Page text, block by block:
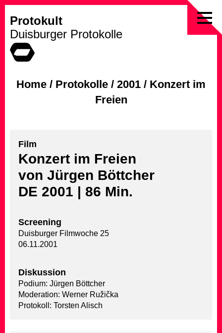
to
Protokult
Duisburger Protokolle
Home / Protokolle / 2001 / Konzert im
Freien
Film
Konzert im Freien
von Jürgen Böttcher
DE 2001 | 86 Min.
Screening
Duisburger Filmwoche 25
06.11.2001
Diskussion
Podium: Jürgen Böttcher
Moderation: Werner Ružička
Protokoll: Torsten Alisch